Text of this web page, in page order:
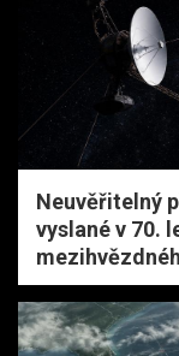
Neuvěřitelný
vyslané v 70.